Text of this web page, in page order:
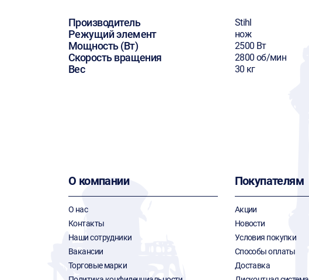
Производитель Stihl
Режущий элемент нож
Мощность (Вт) 2500 Вт
Скорость вращения 2800 об/мин
Вес 30 кг
О компании
О нас
Контакты
Наши сотрудники
Вакансии
Торговые марки
Покупателям
Акции
Новости
Условия покупки
Способы оплаты
Доставка